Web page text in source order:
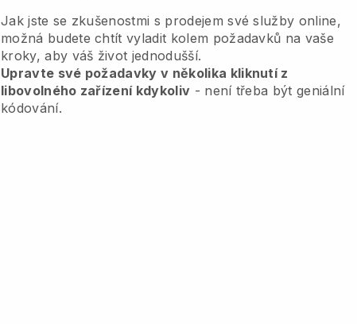
Jak jste se zkušenostmi s prodejem své služby online,
možná budete chtít vyladit kolem požadavků na vaše
kroky, aby váš život jednodušší.
Upravte své požadavky v několika kliknutí z
libovolného zařízení kdykoliv - není třeba být geniální
kódování.